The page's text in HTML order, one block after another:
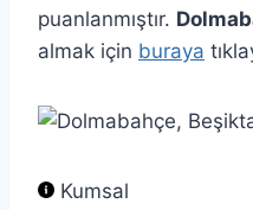
puanlanmıştır.
almak için buraya
Kumsal